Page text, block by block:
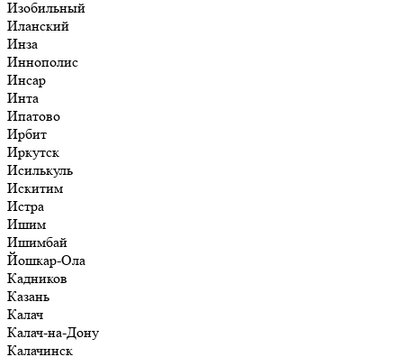
Изобильный
Иланский
Инза
Иннополис
Инсар
Инта
Ипатово
Ирбит
Иркутск
Исилькуль
Искитим
Истра
Ишим
Ишимбай
Йошкар-Ола
Кадников
Казань
Калач
Калач-на-Дону
Калачинск